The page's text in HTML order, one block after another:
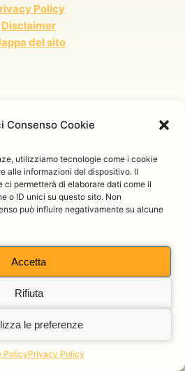
Consenso Cookie
utilizziamo tecnologie come i cookie
alle informazioni del dispositivo. Il
ci permetterà di elaborare dati come il
o ID unici su questo sito. Non
può influire negativamente su alcune
Accetta
Rifiuta
le preferenze
PolicyPrivacy Policy
Policy
Disclaimer
del sito
rappresentano una testata giornalistica, in
senza alcuna periodicità e pertanto non
ai sensi della legge 62 del 07/03/2001.